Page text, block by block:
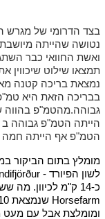
בצד הדרומי של מגרש
ואשת החוואי כבר
תמצאו שילוט שיכווין
נמצאת בריכה קטנה
בבריכה הזאת היא
הטמ"פ אף הייתה חמה
מומלץ בתום הביקור